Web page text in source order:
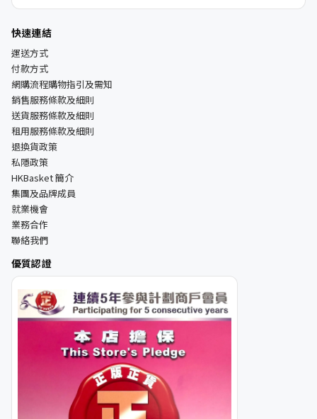
快速連結
運送方式
付款方式
網購流程購物指引及需知
銷售服務條款及細則
送貨服務條款及細則
租用服務條款及細則
退換貨政策
私隱政策
HKBasket 簡介
集團及品牌成員
就業機會
業務合作
聯絡我們
優質認證